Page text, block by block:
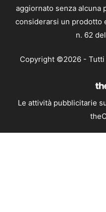
aggiornato senza alcuna
considerarsi un prodotto
n. 62
Copyright ©2026 -
Le attività pubblicitarie